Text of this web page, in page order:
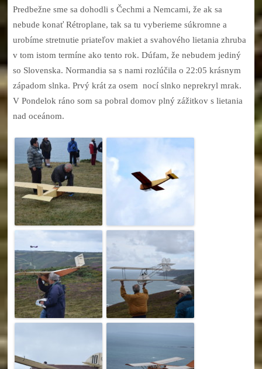
Predbežne sme sa dohodli s Čechmi a Nemcami, že ak sa
nebude konať Rétroplane, tak sa tu vyberieme súkromne a
urobíme stretnutie priateľov makiet a svahového lietania zhruba
v tom istom termíne ako tento rok. Dúfam, že nebudem jediný
so Slovenska. Normandia sa s nami rozlúčila o 22:05 krásnym
západom slnka. Prvý krát za osem nocí slnko neprekryl mrak.
V Pondelok ráno som sa pobral domov plný zážitkov s lietania
nad oceánom.